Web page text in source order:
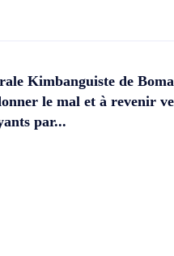
Kimbanguiste de
le mal et à revenir
par...